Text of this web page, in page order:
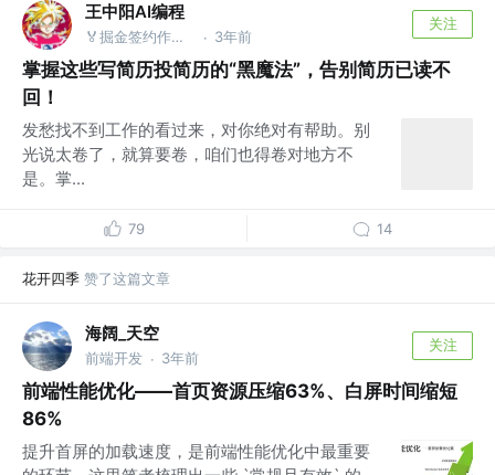
王中阳AI编程
🏅掘金签约作者 @后端就业陪跑训练营 · 3年前
关注
掌握这些写简历投简历的“黑魔法”，告别简历已读不
回！
发愁找不到工作的看过来，对你绝对有帮助。别
光说太卷了，就算要卷，咱们也得卷对地方不
是。掌...
79 14
花开四季 赞了这篇文章
海阔_天空
前端开发 · 3年前
关注
前端性能优化——首页资源压缩63%、白屏时间缩短
86%
提升首屏的加载速度，是前端性能优化中最重要